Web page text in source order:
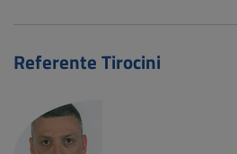
Referente Tirocini